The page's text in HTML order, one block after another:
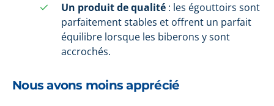
Un produit de qualité : les égouttoirs sont
parfaitement stables et offrent un parfait
équilibre lorsque les biberons y sont
accrochés.
Nous avons moins apprécié